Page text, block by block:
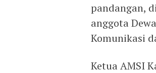
pandangan,
anggota
Komunikasi
Ketua AMSI